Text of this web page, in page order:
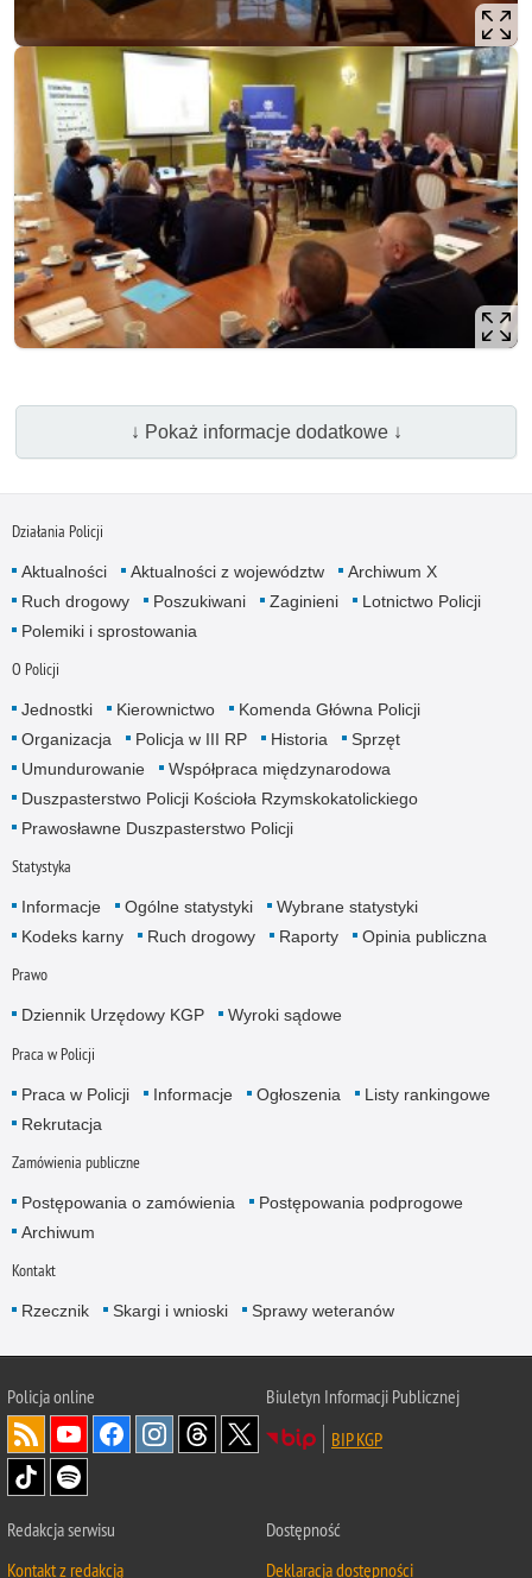
↓ Pokaż informacje dodatkowe ↓
Działania Policji
Aktualności Aktualności z województw
Archiwum X
Ruch drogowy
Poszukiwani Zaginieni
Lotnictwo Policji
Polemiki i sprostowania
O Policji
Jednostki Kierownictwo
Komenda Główna Policji
Organizacja
Policja w III RP Historia
Sprzęt
Umundurowanie
Współpraca międzynarodowa
Duszpasterstwo Policji Kościoła Rzymskokatolickiego
Prawosławne Duszpasterstwo Policji
Statystyka
Informacje Ogólne statystyki
Wybrane statystyki
Kodeks karny
Ruch drogowy Raporty Opinia publiczna
Prawo
Dziennik Urzędowy KGP Wyroki sądowe
Praca w Policji
Praca w Policji Informacje Ogłoszenia
Listy rankingowe
Rekrutacja
Zamówienia publiczne
Postępowania o zamówienia
Postępowania podprogowe
Archiwum
Kontakt
Rzecznik Skargi i wnioski Sprawy weteranów
Policjaonline
Biuletyn Informacji Publicznej
BIP KGP
Redakcja serwisu
Kontakt z redakcją
Dostępność
Deklaracja dostępności